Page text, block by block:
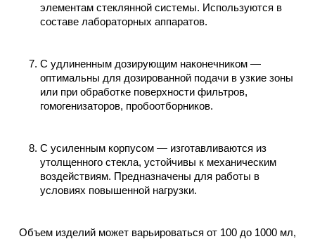
элементам стеклянной системы. Используются в
составе лабораторных аппаратов.
С удлиненным дозирующим наконечником —
оптимальны для дозированной подачи в узкие зоны
или при обработке поверхности фильтров,
гомогенизаторов, пробоотборников.
С усиленным корпусом — изготавливаются из
утолщенного стекла, устойчивы к механическим
воздействиям. Предназначены для работы в
условиях повышенной нагрузки.
Объем изделий может варьироваться от 100 до 1000 мл,